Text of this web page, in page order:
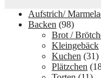
Aufstrich/
Backen (98)
Brot /
Kleingebäck
Kuchen (31)
Plätzchen